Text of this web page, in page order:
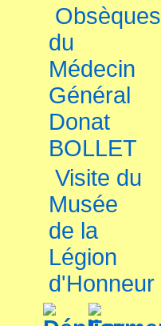
Obsèques
du
Médecin
Général
Donat
BOLLET
Visite du
Musée
de la
Légion
d'Honneur